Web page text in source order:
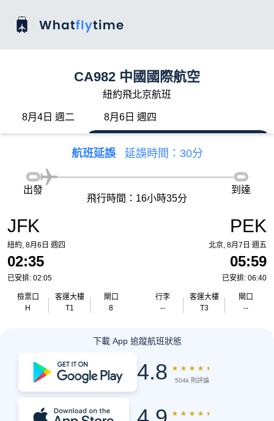
CA982 中國國際航空
紐約飛北京航班
8月4日 週二 8月6日 週四
航班延誤 延誤時間：30分
JFK
紐約, 8月6日 週四
02:35
已安排: 02:05
檢票口
H
客運大樓
T1
閘口
8
出發
飛行時間：16小時35分
到達
PEK
北京, 8月7日 週五
05:59
已安排: 06:40
行李
--
客運大樓
T3
閘口
--
下載 App 追蹤航班狀態
4.8 ★ ★ ★ ★ ★
504k 則評論
★ ★ ★ ★ ★